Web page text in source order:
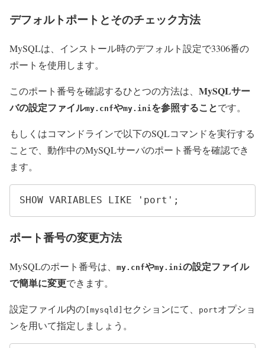
デフォルトポートとそのチェック方法
MySQLは、インストール時のデフォルト設定で3306番の
ポートを使用します。
このポート番号を確認するひとつの方法は、 MySQLサー
バの設定ファイルmy.cnfやmy.ini を参照することです。
もしくはコマンドラインで以下のSQLコマンドを実行する
ことで、動作中のMySQLサーバのポート番号を確認でき
ます。
SHOW VARIABLES LIKE 'port';
ポート番号の変更方法
MySQLのポート番号は、 my.cnfやmy.ini の設定ファイル
で簡単に変更できます。
設定ファイル内の [mysqld] セクションにて、 portオプショ
ンを用いて指定しましょう。